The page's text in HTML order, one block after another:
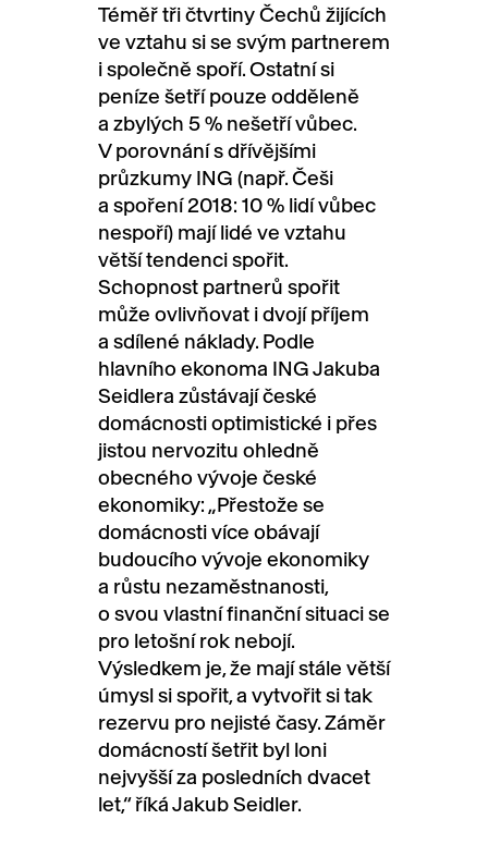
Téměř tři čtvrtiny Čechů žijících
ve vztahu si se svým partnerem
i společně spoří. Ostatní si
peníze šetří pouze odděleně
a zbylých 5 % nešetří vůbec.
V porovnání s dřívějšími
průzkumy ING (např. Češi
a spoření 2018: 10 % lidí vůbec
nespoří) mají lidé ve vztahu
větší tendenci spořit.
Schopnost partnerů spořit
může ovlivňovat i dvojí příjem
a sdílené náklady. Podle
hlavního ekonoma ING Jakuba
Seidlera zůstávají české
domácnosti optimistické i přes
jistou nervozitu ohledně
obecného vývoje české
ekonomiky: „Přestože se
domácnosti více obávají
budoucího vývoje ekonomiky
a růstu nezaměstnanosti,
o svou vlastní finanční situaci se
pro letošní rok nebojí.
Výsledkem je, že mají stále větší
úmysl si spořit, a vytvořit si tak
rezervu pro nejisté časy. Záměr
domácností šetřit byl loni
nejvyšší za posledních dvacet
let,“ říká Jakub Seidler.